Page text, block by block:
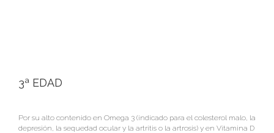
3ª EDAD
Por su alto contenido en Omega 3 (indicado para el colesterol malo, la
depresión, la sequedad ocular y la artritis o la artrosis) y en Vitamina D